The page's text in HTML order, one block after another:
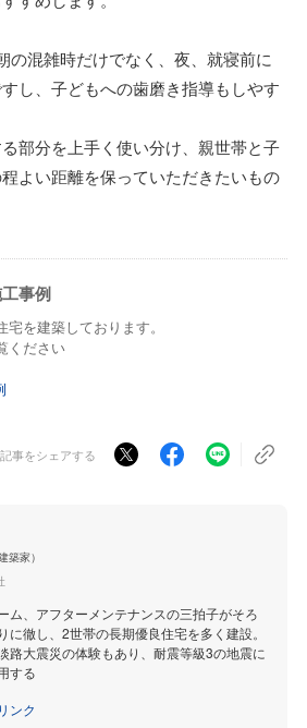
の混雑時だけでなく、夜、就寝前に
し、子どもへの歯磨き指導もしやす
部分を上手く使い分け、親世帯と子
よい距離を保っていただきたいもの
事例
を建築しております。
ください
事をシェアする
築家）
ム、アフターメンテナンスの三拍子がそろ
に徹し、2世帯の長期優良住宅を多く建設。
路大震災の体験もあり、耐震等級3の地震に
する
ンク